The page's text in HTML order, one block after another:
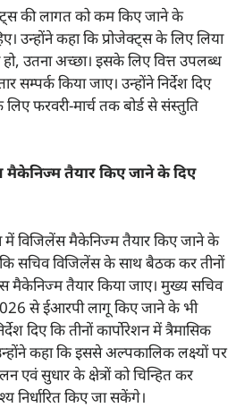
की लागत को कम किए जाने के
उन्होंने कहा कि प्रोजेक्ट्स के लिए लिया
उतना अच्छा। इसके लिए वित्त उपलब्ध
सम्पर्क किया जाए। उन्होंने निर्देश दिए
फरवरी-मार्च तक बोर्ड से संस्तुति
मैकेनिज्म तैयार किए जाने के दिए
में विजिलेंस मैकेनिज्म तैयार किए जाने के
कि सचिव विजिलेंस के साथ बैठक कर तीनों
मैकेनिज्म तैयार किया जाए। मुख्य सचिव
से ईआरपी लागू किए जाने के भी
दिए कि तीनों कार्पोरेशन में त्रैमासिक
कहा कि इससे अल्पकालिक लक्ष्यों पर
एवं सुधार के क्षेत्रों को चिन्हित कर
निर्धारित किए जा सकेंगे।